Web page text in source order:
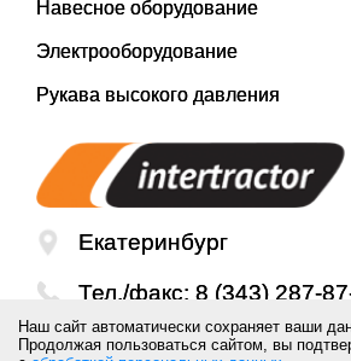
Навесное оборудование
Электрооборудование
Рукава высокого давления
Екатеринбург
Тел./факс: 8 (343) 287-
Email:mail@inter-
Наш сайт автоматически сохраняет ваши
Продолжая пользоваться сайтом, вы